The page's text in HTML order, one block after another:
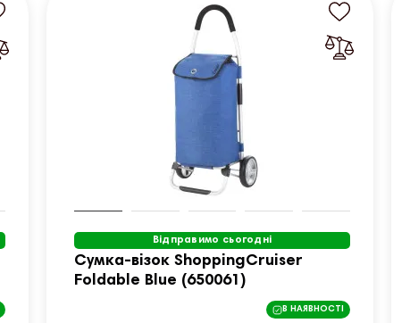
Відправимо сьогодні
Сумка-візок ShoppingCruiser
Foldable Blue (650061)
В НАЯВНОСТІ